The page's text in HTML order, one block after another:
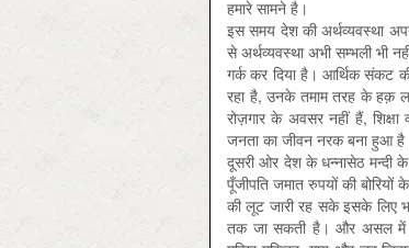
हमारे सामने है।
इस समय देश की अर्थव्यवस्था
से अर्थव्यवस्था अभी सम्भली भी
गर्क कर दिया है। आर्थिक संकट
रहा है, उनके तमाम तरह के हक़
रोज़गार के अवसर नहीं हैं, शिक्षा
जनता का जीवन नरक बना हुआ
दूसरी ओर देश के धन्नासेठ मन्दी के
पूँजीपति जमात रुपयों की
की लूट जारी रह सके इसके लिए
तक जा सकती है। और असल में